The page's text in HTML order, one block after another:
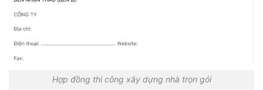
Hợp đồng thi công xây dựng nhà trọn gói